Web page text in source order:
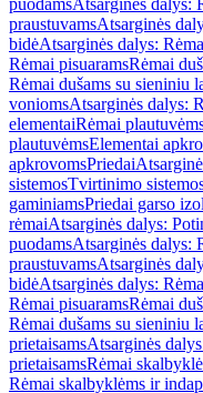
puodamsAtsarginės dalys:
praustuvamsAtsarginės
bidėAtsarginės dalys:
Rėmai pisuaramsRėmai
Rėmai dušams su sieniniu
voniomsAtsarginės dalys:
elementaiRėmai
plautuvėmsElementai
apkrovomsPriedai
sistemosTvirtinimo
gaminiamsPriedai garso
rėmaiAtsarginės dalys:
puodamsAtsarginės dalys:
praustuvamsAtsarginės
bidėAtsarginės dalys:
Rėmai pisuaramsRėmai
Rėmai dušams su sieniniu
prietaisamsAtsarginės
prietaisamsRėmai
Rėmai skalbyklėms ir